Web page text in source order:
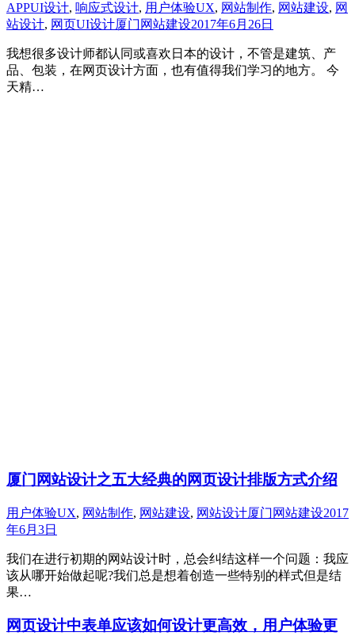
APPUI设计, 响应式设计, 用户体验UX, 网站制作, 网站建设, 网
站设计, 网页UI设计厦门网站建设2017年6月26日
我想很多设计师都认同或喜欢日本的设计，不管是建筑、产
品、包装，在网页设计方面，也有值得我们学习的地方。 今
天精…
厦门网站设计之五大经典的网页设计排版方式介绍
用户体验UX, 网站制作, 网站建设, 网站设计厦门网站建设2017
年6月3日
我们在进行初期的网站设计时，总会纠结这样一个问题：我应
该从哪开始做起呢?我们总是想着创造一些特别的样式但是结
果…
网页设计中表单应该如何设计更高效，用户体验更